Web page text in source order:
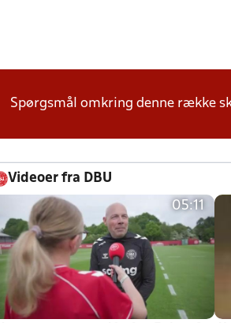
Spørgsmål omkring denne række
Videoer fra DBU
05:11